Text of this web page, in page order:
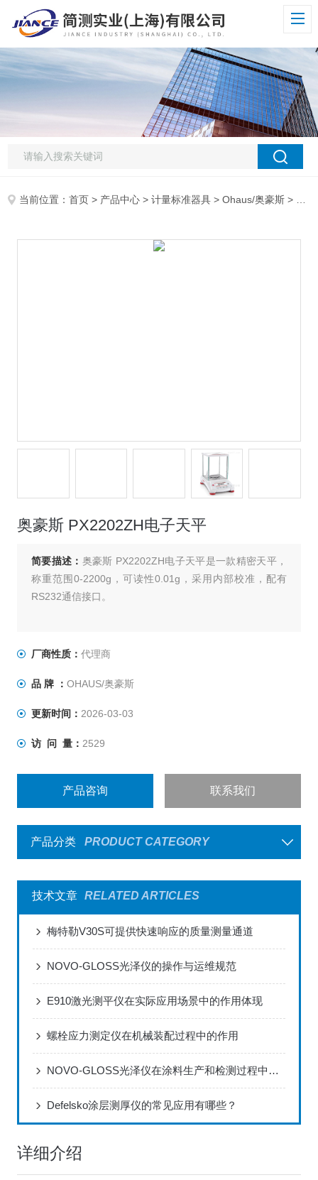
当前位置：首页 > 产品中心 >计量标准器具 >Ohaus/奥豪斯 > 奥豪斯 PX2202ZH电子天平
奥豪斯 PX2202ZH电子天平
简要描述： 奥豪斯 PX2202ZH电子天平是一款精密天平，
称重范围0-2200g，可读性0.01g，采用内部校准，配有
RS232通信接口。
厂商性质： 代理商
品 牌 ： OHAUS/奥豪斯
更新时间： 2026-03-03
访 问 量： 2529
产品咨询 联系我们
产品分类 PRODUCT CATEGORY
技术文章 RELATED ARTICLES
梅特勒V30S可提供快速响应的质量测量通道
NOVO-GLOSS光泽仪的操作与运维规范
E910激光测平仪在实际应用场景中的作用体现
螺栓应力测定仪在机械装配过程中的作用
NOVO-GLOSS光泽仪在涂料生产和检测过程中的应用
Defelsko涂层测厚仪的常见应用有哪些？
详细介绍